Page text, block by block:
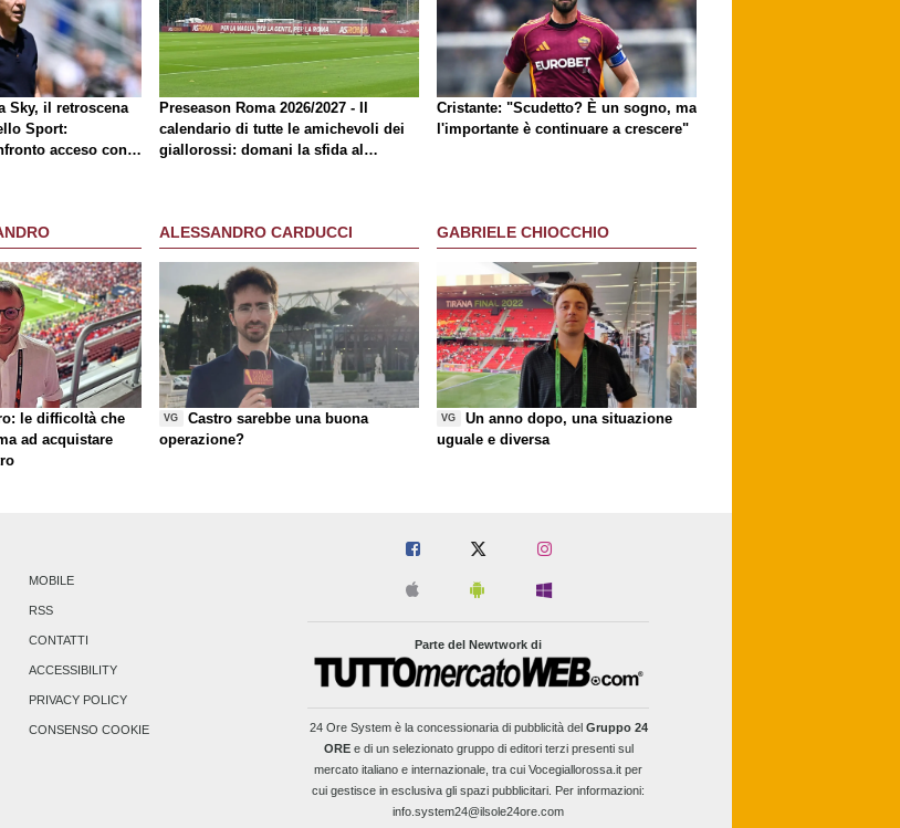
Sky, il retroscena
Sport:
acceso con
Preseason Roma 2026/2027 - Il
calendario di tutte le amichevoli dei
giallorossi: domani la sfida al
Cristante: "Scudetto? È un sogno, ma
l'importante è continuare a crescere"
le difficoltà che
ad acquistare
ALESSANDRO CARDUCCI
VG
Castro sarebbe una buona
operazione?
GABRIELE CHIOCCHIO
VG
Un anno dopo, una situazione
uguale e diversa
MOBILE
RSS
CONTATTI
ACCESSIBILITY
PRIVACY POLICY
CONSENSO COOKIE
Parte del Newtwork di
24 Ore Systemè la concessionaria di pubblicità del Gruppo 24
OREe di un selezionato gruppo di editori terzi presenti sul
mercato italiano e internazionale, tra cui Vocegiallorossa.it per
cui gestisce in esclusiva gli spazi pubblicitari. Per informazioni:
info.system24@ilsole24ore.com